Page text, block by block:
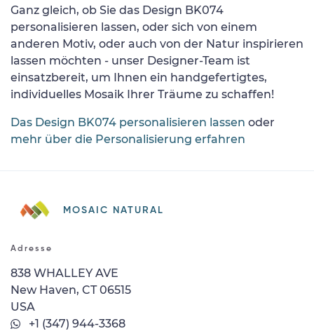
Ganz gleich, ob Sie das Design BK074
personalisieren lassen, oder sich von einem
anderen Motiv, oder auch von der Natur inspirieren
lassen möchten - unser Designer-Team ist
einsatzbereit, um Ihnen ein handgefertigtes,
individuelles Mosaik Ihrer Träume zu schaffen!
Das Design BK074 personalisieren lassen oder
mehr über die Personalisierung erfahren
MOSAIC NATURAL
Adresse
838 WHALLEY AVE
New Haven, CT 06515
USA
+1 (347) 944-3368